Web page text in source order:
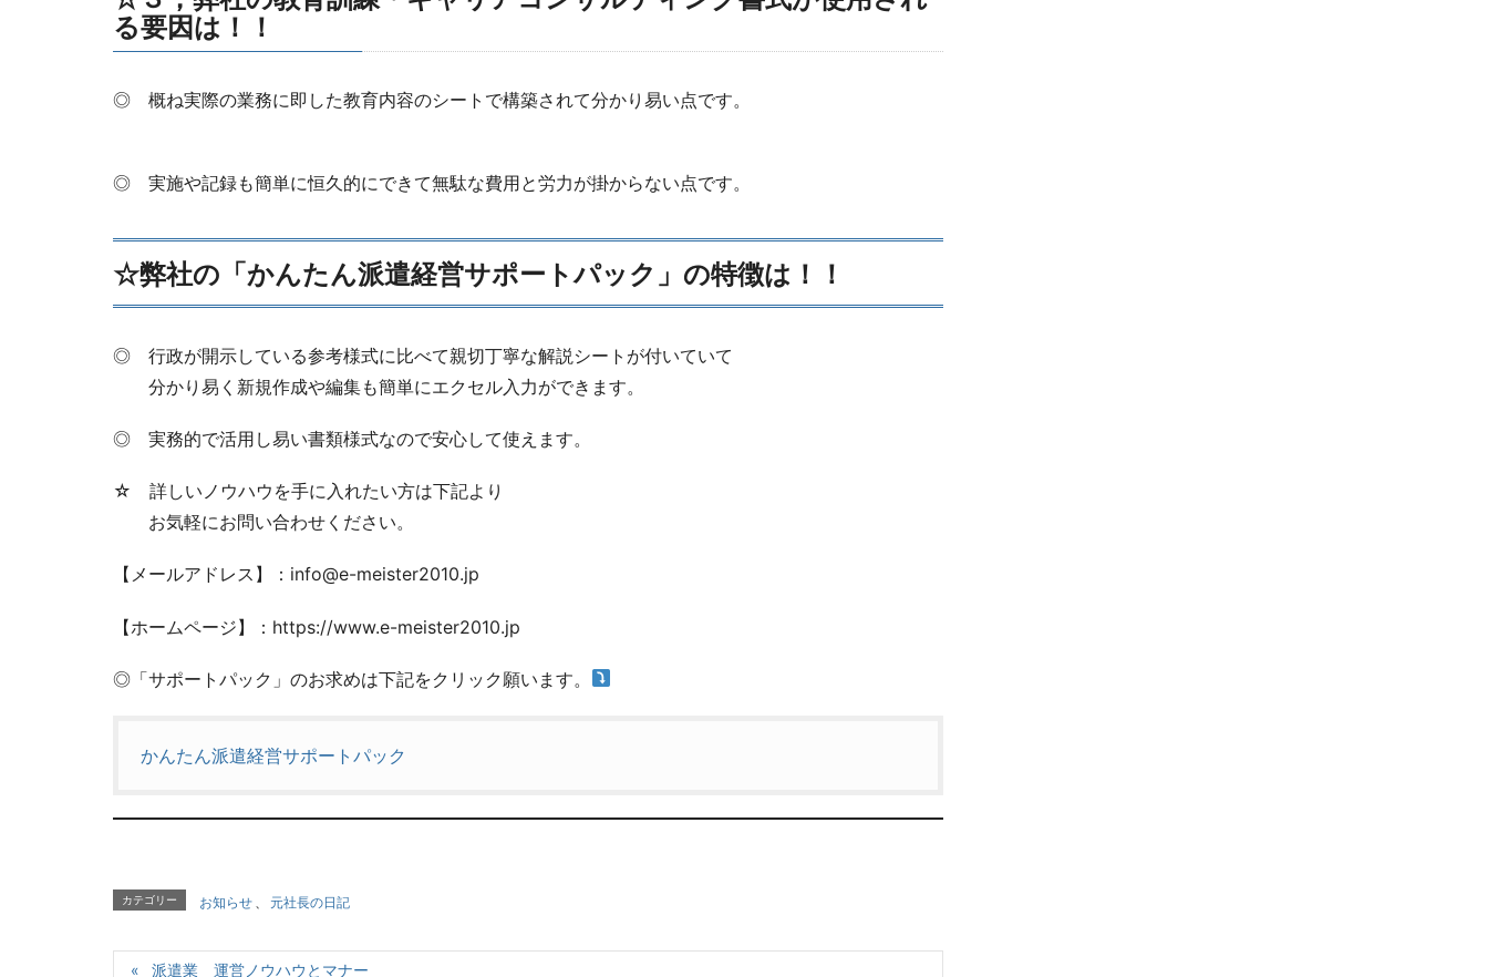
る要因は！！
◎ 概ね実際の業務に即した教育内容のシートで構築されて分かり易い点です。
◎ 実施や記録も簡単に恒久的にできて無駄な費用と労力が掛からない点です。
☆弊社の「かんたん派遣経営サポートパック」の特徴は！！
◎ 行政が開示している参考様式に比べて親切丁寧な解説シートが付いていて
分かり易く新規作成や編集も簡単にエクセル入力ができます。
◎ 実務的で活用し易い書類様式なので安心して使えます。
☆ 詳しいノウハウを手に入れたい方は下記より
お気軽にお問い合わせください。
【メールアドレス】：info@e-meister2010.jp
【ホームページ】：https://www.e-meister2010.jp
◎「サポートパック」のお求めは下記をクリック願います。
かんたん派遣経営サポートパック
カテゴリー お知らせ 元社長の日記
派遣業 運営ノウハウとマナー